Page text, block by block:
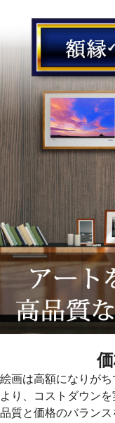
絵画は高額になりが
より、コストダウンを
品質と価格のバラン